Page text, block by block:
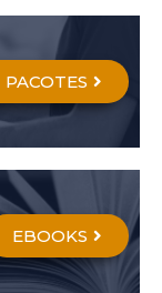
PACOTES
EBOOKS